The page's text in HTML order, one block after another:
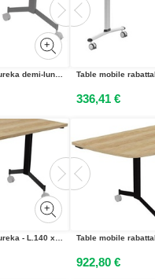
Table mobile rabattable Eureka demi-lune - L.140 x P.70 cm - Plateau Chêne Nebraska - Pieds Aluminium
336,41 €
Table mobile rabattable Eureka - L.140 x P.70 cm - Plateau Chêne Nebraska - Pieds Noir
922,80 €